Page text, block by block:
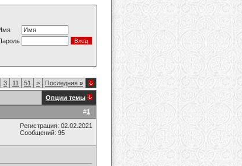
3 11 51 > Последняя »
Опции темы
#1
Регистрация: 02.02.2021
Сообщений: 95